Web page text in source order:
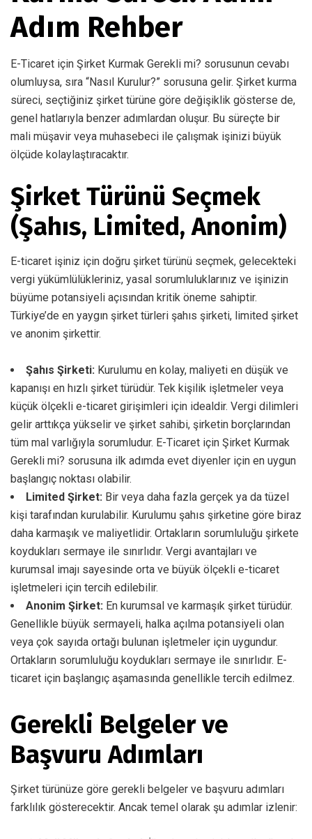
Adım Rehber
E-Ticaret için Şirket Kurmak Gerekli mi? sorusunun cevabı
olumluysa, sıra “Nasıl Kurulur?” sorusuna gelir. Şirket kurma
süreci, seçtiğiniz şirket türüne göre değişiklik gösterse de,
genel hatlarıyla benzer adımlardan oluşur. Bu süreçte bir
mali müşavir veya muhasebeci ile çalışmak işinizi büyük
ölçüde kolaylaştıracaktır.
Şirket Türünü Seçmek
(Şahıs, Limited, Anonim)
E-ticaret işiniz için doğru şirket türünü seçmek, gelecekteki
vergi yükümlülükleriniz, yasal sorumluluklarınız ve işinizin
büyüme potansiyeli açısından kritik öneme sahiptir.
Türkiye’de en yaygın şirket türleri şahıs şirketi, limited şirket
ve anonim şirkettir.
Şahıs Şirketi: Kurulumu en kolay, maliyeti en düşük ve
kapanışı en hızlı şirket türüdür. Tek kişilik işletmeler veya
küçük ölçekli e-ticaret girişimleri için idealdir. Vergi dilimleri
gelir arttıkça yükselir ve şirket sahibi, şirketin borçlarından
tüm mal varlığıyla sorumludur. E-Ticaret için Şirket Kurmak
Gerekli mi? sorusuna ilk adımda evet diyenler için en uygun
başlangıç noktası olabilir.
Limited Şirket: Bir veya daha fazla gerçek ya da tüzel
kişi tarafından kurulabilir. Kurulumu şahıs şirketine göre biraz
daha karmaşık ve maliyetlidir. Ortakların sorumluluğu şirkete
koydukları sermaye ile sınırlıdır. Vergi avantajları ve
kurumsal imajı sayesinde orta ve büyük ölçekli e-ticaret
işletmeleri için tercih edilebilir.
Anonim Şirket: En kurumsal ve karmaşık şirket türüdür.
Genellikle büyük sermayeli, halka açılma potansiyeli olan
veya çok sayıda ortağı bulunan işletmeler için uygundur.
Ortakların sorumluluğu koydukları sermaye ile sınırlıdır. E-
ticaret için başlangıç aşamasında genellikle tercih edilmez.
Gerekli Belgeler ve
Başvuru Adımları
Şirket türünüze göre gerekli belgeler ve başvuru adımları
farklılık gösterecektir. Ancak temel olarak şu adımlar izlenir: